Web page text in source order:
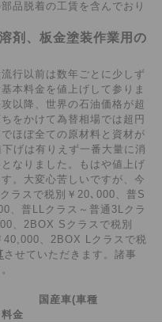
品脱着の工賃を含んでおり
剤、板金塗装作業用の
行以前は数年ごとに少しず
本料金を値上げして参りま
以降、世界の石油価格が超
をかけて為替相場では超円
ほぼ全ての原材料と資材が
げは有りえず一番大量に消
なりました。もはや値上げ
。大変心苦しいですが、今
ラスで税別￥20､000、普S
、普LLクラス～普通3Lクラ
、2BOX Sクラスで税別
、2BOX Lクラスで税
させていただきます。諸事
車種